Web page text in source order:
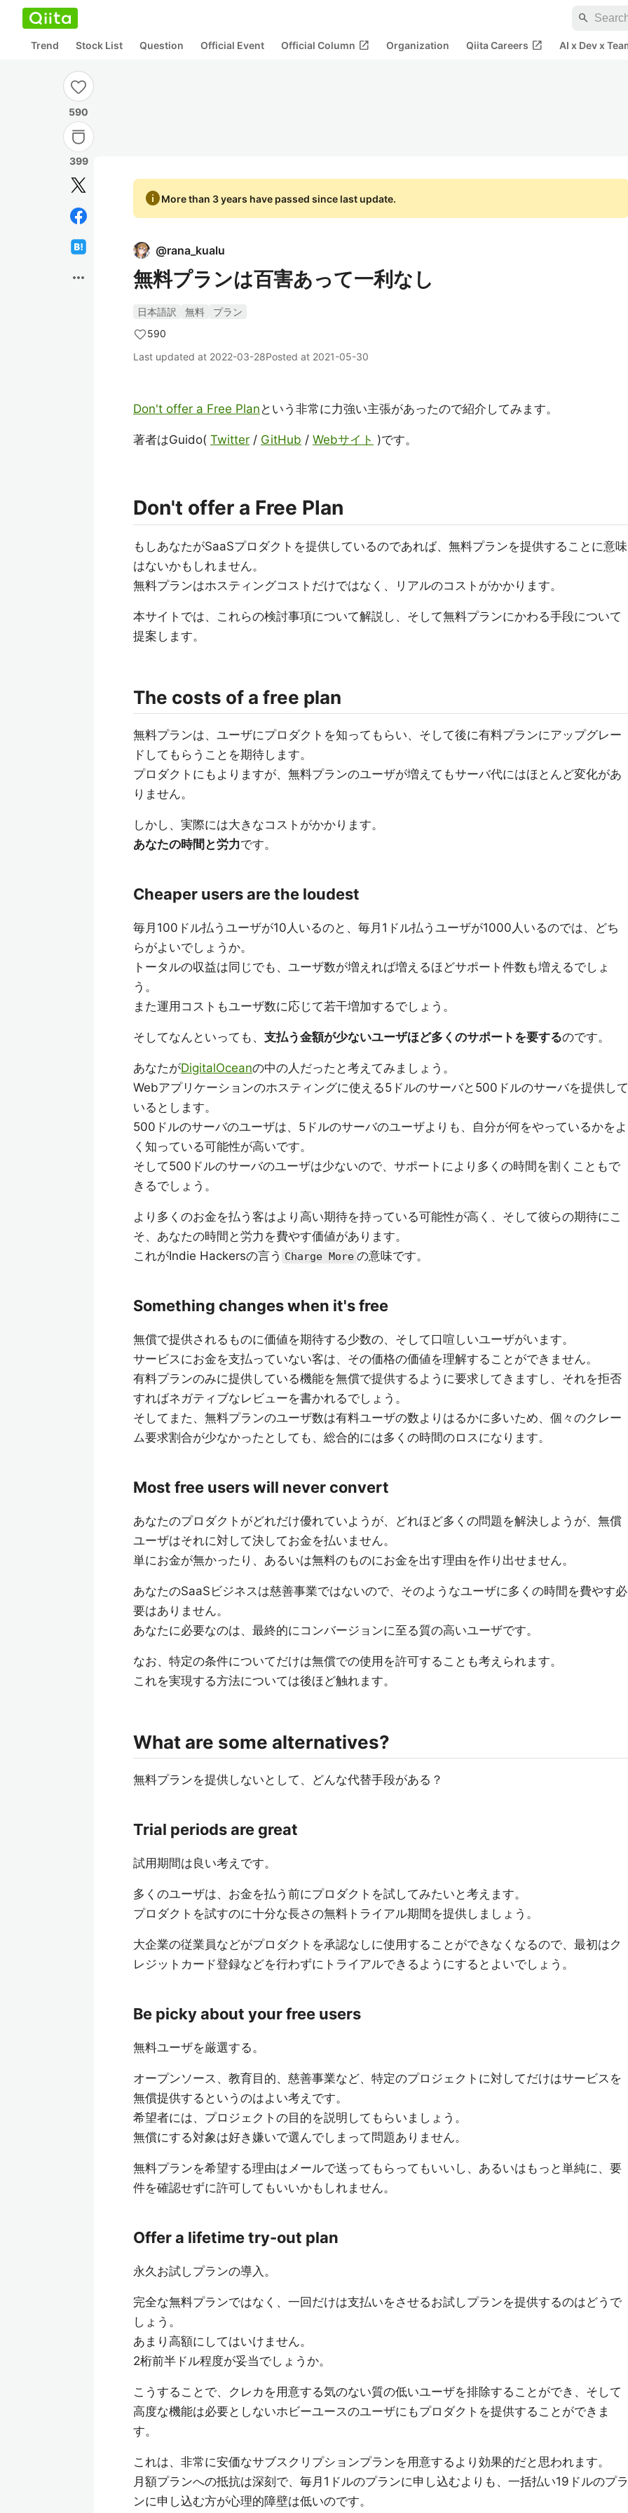
search
Trend Stock List Question Official Event Official Column open_in_new Organization Qiita Careers open_in_new AI x Dev x
590
399
more_horiz
infoMore than 3 years have passed since last update.
@rana_kualu
無料プランは百害あって一利なし
日本語訳 無料
プラン
590
Last updated at 2022-03-28Posted at 2021-05-30
Don't offer a Free Plan という非常に力強い主張があったので紹介してみます。
著者はGuido( Twitter / GitHub / Webサイト )です。
Don't offer a Free Plan
もしあなたがSaaSプロダクトを提供しているのであれば、無料プランを提供することに意味
はないかもしれません。
無料プランはホスティングコストだけではなく、リアルのコストがかかります。
本サイトでは、これらの検討事項について解説し、そして無料プランにかわる手段について
提案します。
The costs of a free plan
無料プランは、ユーザにプロダクトを知ってもらい、そして後に有料プランにアップグレー
ドしてもらうことを期待します。
プロダクトにもよりますが、無料プランのユーザが増えてもサーバ代にはほとんど変化があ
りません。
しかし、実際には大きなコストがかかります。
あなたの時間と労力です。
Cheaper users are the loudest
毎月100ドル払うユーザが10人いるのと、毎月1ドル払うユーザが1000人いるのでは、どち
らがよいでしょうか。
トータルの収益は同じでも、ユーザ数が増えれば増えるほどサポート件数も増えるでしょ
う。
また運用コストもユーザ数に応じて若干増加するでしょう。
そしてなんといっても、 支払う金額が少ないユーザほど多くのサポートを要するのです。
あなたがDigitalOceanの中の人だったと考えてみましょう。
Webアプリケーションのホスティングに使える5ドルのサーバと500ドルのサーバを提供して
いるとします。
500ドルのサーバのユーザは、5ドルのサーバのユーザよりも、自分が何をやっているかをよ
く知っている可能性が高いです。
そして500ドルのサーバのユーザは少ないので、サポートにより多くの時間を割くこともで
きるでしょう。
より多くのお金を払う客はより高い期待を持っている可能性が高く、そして彼らの期待にこ
そ、あなたの時間と労力を費やす価値があります。
これがIndie Hackersの言う Charge More の意味です。
Something changes when it's free
無償で提供されるものに価値を期待する少数の、そして口喧しいユーザがいます。
サービスにお金を支払っていない客は、その価格の価値を理解することができません。
有料プランのみに提供している機能を無償で提供するように要求してきますし、それを拒否
すればネガティブなレビューを書かれるでしょう。
そしてまた、無料プランのユーザ数は有料ユーザの数よりはるかに多いため、個々のクレー
ム要求割合が少なかったとしても、総合的には多くの時間のロスになります。
Most free users will never convert
あなたのプロダクトがどれだけ優れていようが、どれほど多くの問題を解決しようが、無償
ユーザはそれに対して決してお金を払いません。
単にお金が無かったり、あるいは無料のものにお金を出す理由を作り出せません。
あなたのSaaSビジネスは慈善事業ではないので、そのようなユーザに多くの時間を費やす必
要はありません。
あなたに必要なのは、最終的にコンバージョンに至る質の高いユーザです。
なお、特定の条件についてだけは無償での使用を許可することも考えられます。
これを実現する方法については後ほど触れます。
What are some alternatives?
無料プランを提供しないとして、どんな代替手段がある？
Trial periods are great
試用期間は良い考えです。
多くのユーザは、お金を払う前にプロダクトを試してみたいと考えます。
プロダクトを試すのに十分な長さの無料トライアル期間を提供しましょう。
大企業の従業員などがプロダクトを承認なしに使用することができなくなるので、最初はク
レジットカード登録などを行わずにトライアルできるようにするとよいでしょう。
Be picky about your free users
無料ユーザを厳選する。
オープンソース、教育目的、慈善事業など、特定のプロジェクトに対してだけはサービスを
無償提供するというのはよい考えです。
希望者には、プロジェクトの目的を説明してもらいましょう。
無償にする対象は好き嫌いで選んでしまって問題ありません。
無料プランを希望する理由はメールで送ってもらってもいいし、あるいはもっと単純に、要
件を確認せずに許可してもいいかもしれません。
Offer a lifetime try-out plan
永久お試しプランの導入。
完全な無料プランではなく、一回だけは支払いをさせるお試しプランを提供するのはどうで
しょう。
あまり高額にしてはいけません。
2桁前半ドル程度が妥当でしょうか。
こうすることで、クレカを用意する気のない質の低いユーザを排除することができ、そして
高度な機能は必要としないホビーユースのユーザにもプロダクトを提供することができま
す。
これは、非常に安価なサブスクリプションプランを用意するより効果的だと思われます。
月額プランへの抵抗は深刻で、毎月1ドルのプランに申し込むよりも、一括払い19ドルのプラ
ンに申し込む方が心理的障壁は低いのです。